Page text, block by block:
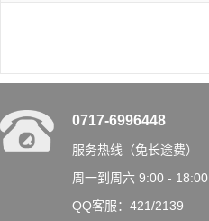
0717-6996448
服务热线（免长途费）
周一到周六 9:00 - 18:00
QQ客服：421/2139